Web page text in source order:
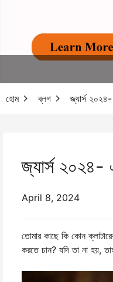
হোম ব্লগ জ্যার্স ২০২৪-
জ্যার্স ২০২৪-
April 8, 2024
তোমার কাছে কি কোন
করতে চান? যদি তা না হয়,